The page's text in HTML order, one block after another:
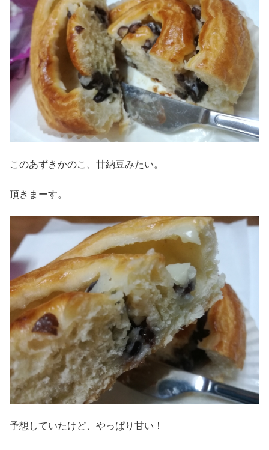
このあずきかのこ、甘納豆みたい。
頂きまーす。
予想していたけど、やっぱり甘い！